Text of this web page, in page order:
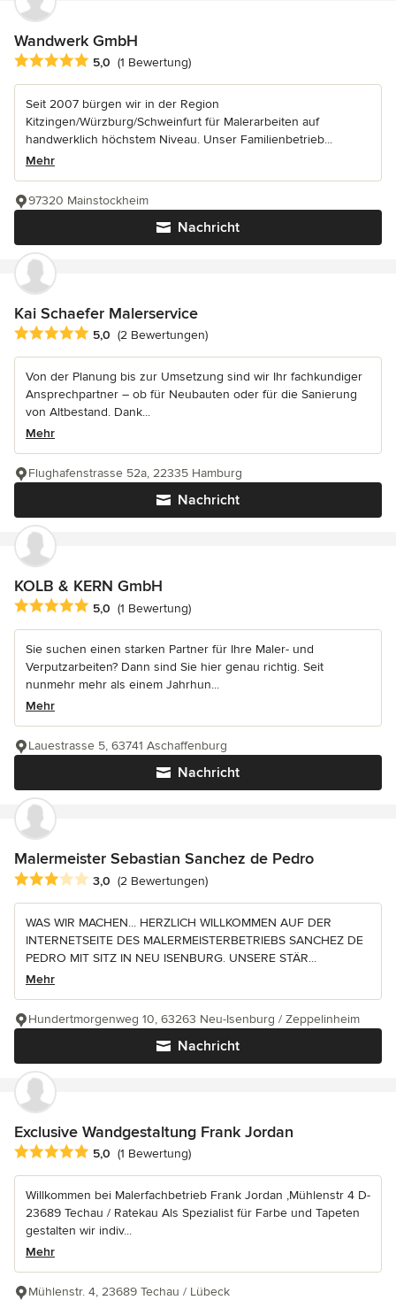
Wandwerk GmbH
Durchschnittliche Bewertung: 5 von 5 Sternen
5,0 (1 Bewertung)
Seit 2007 bürgen wir in der Region
Kitzingen/Würzburg/Schweinfurt für Malerarbeiten auf
handwerklich höchstem Niveau. Unser Familienbetrieb...
Mehr
Nachricht
97320 Mainstockheim
Kai Schaefer Malerservice
Durchschnittliche Bewertung: 5 von 5 Sternen
5,0 (2 Bewertungen)
Von der Planung bis zur Umsetzung sind wir Ihr fachkundiger
Ansprechpartner – ob für Neubauten oder für die Sanierung
von Altbestand. Dank...
Mehr
Nachricht
Flughafenstrasse 52a, 22335 Hamburg
KOLB & KERN GmbH
Durchschnittliche Bewertung: 5 von 5 Sternen
5,0 (1 Bewertung)
Sie suchen einen starken Partner für Ihre Maler- und
Verputzarbeiten? Dann sind Sie hier genau richtig. Seit
nunmehr mehr als einem Jahrhun...
Mehr
Nachricht
Lauestrasse 5, 63741 Aschaffenburg
Malermeister Sebastian Sanchez de Pedro
Durchschnittliche Bewertung: 3 von 5 Sternen
3,0 (2 Bewertungen)
WAS WIR MACHEN... HERZLICH WILLKOMMEN AUF DER
INTERNETSEITE DES MALERMEISTERBETRIEBS SANCHEZ DE
PEDRO MIT SITZ IN NEU ISENBURG. UNSERE STÄR...
Mehr
Nachricht
Hundertmorgenweg 10, 63263 Neu-Isenburg / Zeppelinheim
Exclusive Wandgestaltung Frank Jordan
Durchschnittliche Bewertung: 5 von 5 Sternen
5,0 (1 Bewertung)
Willkommen bei Malerfachbetrieb Frank Jordan ,Mühlenstr 4 D-
23689 Techau / Ratekau Als Spezialist für Farbe und Tapeten
gestalten wir indiv...
Mehr
Mühlenstr. 4, 23689 Techau / Lübeck